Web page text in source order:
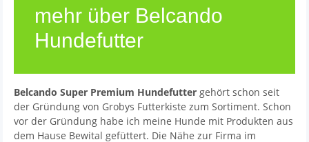
mehr über Belcando
Hundefutter
Belcando Super Premium Hundefuttergehört schon seit
der Gründung von Grobys Futterkiste zum Sortiment. Schon
vor der Gründung habe ich meine Hunde mit Produkten aus
dem Hause Bewital gefüttert. Die Nähe zur Firma im